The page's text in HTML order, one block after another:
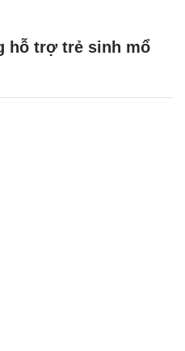
hỗ trợ trẻ sinh mổ